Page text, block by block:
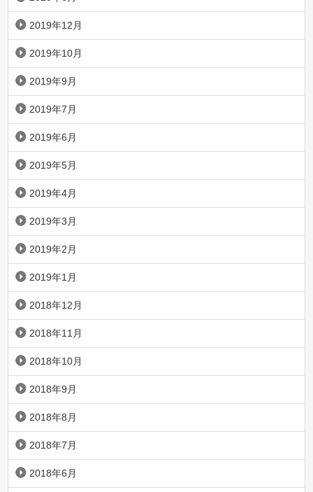
2019年12月
2019年10月
2019年9月
2019年7月
2019年6月
2019年5月
2019年4月
2019年3月
2019年2月
2019年1月
2018年12月
2018年11月
2018年10月
2018年9月
2018年8月
2018年7月
2018年6月